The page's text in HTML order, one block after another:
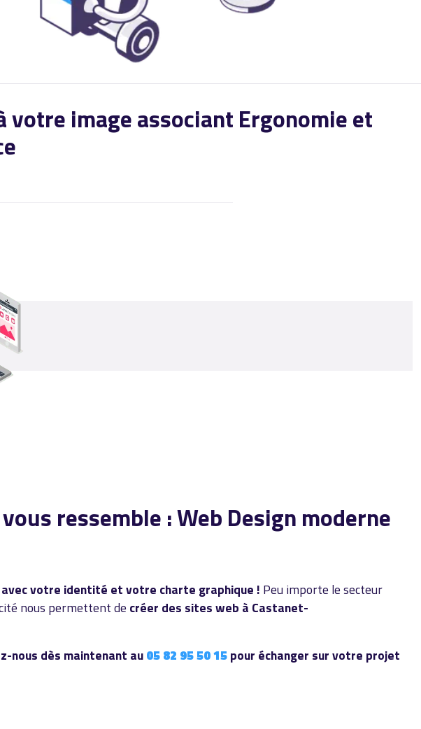
image associant Ergonomie et
ressemble : Web Design moderne
votre identité et votre charte graphique ! Peu importe le secteur
nous permettent de créer des sites web à Castanet-
nous dès maintenant au05 82 95 50 15pour échanger sur votre projet